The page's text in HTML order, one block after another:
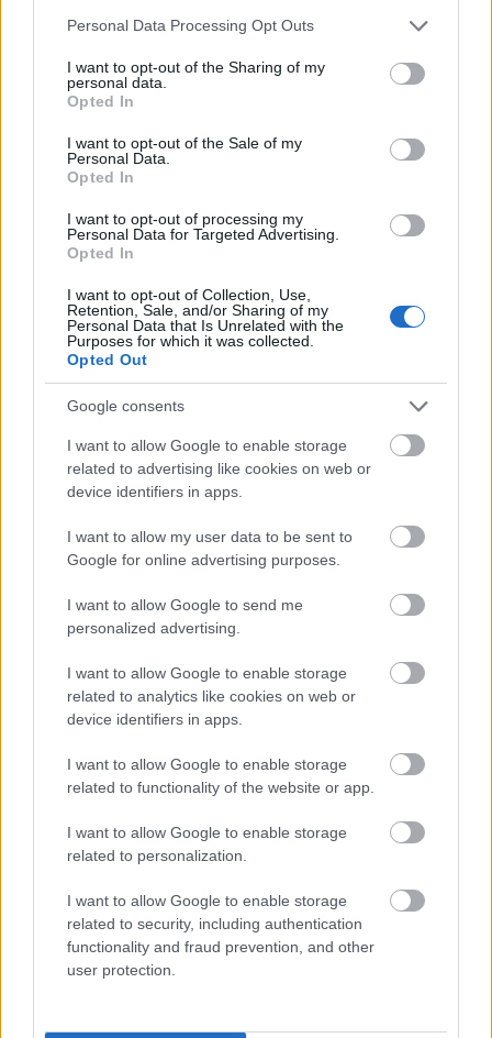
Please note that this website/app uses one or more Google
not limited to your visit or usage behaviour. You may click to
grant or deny consent to Google and its third-party tags to
use your data for below specified purposes in below Google
consent section.
Personal Data Processing Opt Outs
I want to opt-out of the Sharing of my
personal data.
Opted In
I want to opt-out of the Sale of my
Personal Data.
Opted In
I want to opt-out of processing my
Personal Data for Targeted Advertising.
Opted In
I want to opt-out of Collection, Use,
Retention, Sale, and/or Sharing of my
Personal Data that Is Unrelated with the
Purposes for which it was collected.
Opted Out
Google consents
I want to allow Google to enable storage
related to advertising like cookies on web or
device identifiers in apps.
I want to allow my user data to be sent to
Google for online advertising purposes.
I want to allow Google to send me
personalized advertising.
I want to allow Google to enable storage
related to analytics like cookies on web or
device identifiers in apps.
I want to allow Google to enable storage
related to functionality of the website or app.
I want to allow Google to enable storage
related to personalization.
I want to allow Google to enable storage
related to security, including authentication
functionality and fraud prevention, and other
user protection.
Először is Ryan Jarmannek egyáltalán nincs olyan jó
legyen nagyobb erőlködés nélkül produkálni.
Másodszor Ryan Jarmannek
néhol szertelen, néhol nihilista, néhol totálisan
slendrián énekstílusa kompenzál. Ezért lett a lemez
vagy a világvégét váróBack To The Bolthole
a maga
torzításapokalipszisével, na meg teljes indokolatlan,
mégis működő Lou Reed-szerű szövegbetéttel.
Aztán a lemez vége felé kicsit kezd megfáradni az
egész, így fordulhat elő ugyanabban a dalban
egyszerre irritáló csilingelés és vad gitárnyúzás
Stalagmites), ami aztán egy apatikus, zajos,
semmibe révedésbe csap át. Ez még bőven a jobbik
eset, hiszen akad olyan is, amit mintha egy
frusztrált, tehetségtelen szobazenész csinált volna,
aki valamilyen mikroblogon szerzett ismertségét
hirtelen dalszerzői sikerekre próbálja váltani egy
elhangolt gitárral és lejáró CD-kulcsú szekvenszer
programmal (I Should Have Helped, Like A Gift Giver
kifejezetten üdítően hat a maga
felszabadultságával és tényleg stadionrockos
Meglehetősen kétarcú lemez azIn the Belly of the
Brazen Bullés az csak személyes ízlés kérdése, kinek
melyik arcát mutatja. Aki szereti a Cribsben a
fülbemászó dallamokat és az egyszerű riffeket,
akkor a mostani lemezben nem biztos, hogy
megtalálja a számításait. Aki viszont kíváncsi arra,
hogy egy alapvetően tehetséges és profi brit zenekar
- akiket jobb híján évekig indie-ként definiáltak -
hogyan veszik el a végeláthatatlan fuzzfelhőben,
annak érdemes bepróbálkoznia a Bellyvel, mert
találhat rajta egy-két igazi gyöngyszemet.